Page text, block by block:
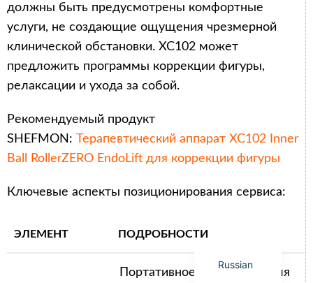
должны быть предусмотрены комфортные
услуги, не создающие ощущения чрезмерной
клинической обстановки. XC102 может
предложить программы коррекции фигуры,
релаксации и ухода за собой.
Рекомендуемый продукт
SHEFMON: Терапевтический аппарат XC102 Inner
Ball RollerZERO EndoLift для коррекции фигуры
Ключевые аспекты позиционирования сервиса:
ЭЛЕМЕНТ ПОДРОБНОСТИ
Портативное устройство для
Russian
French